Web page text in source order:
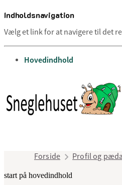
Indholdsnavigation
Vælg et link for at navigere til det
gå til
Hovedindhold
Forside Profil og
start på hovedindhold